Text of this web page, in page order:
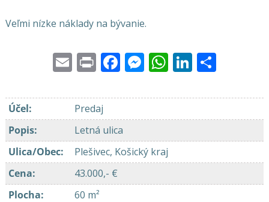
Veľmi nízke náklady na bývanie.
EmailPrintFacebook
Messenger
WhatsApp
LinkedIn
Účel:
Predaj
Popis:
Letná ulica
Ulica/Obec:
Plešivec, Košický kraj
Cena:
43.000,- €
Plocha:
60 m²